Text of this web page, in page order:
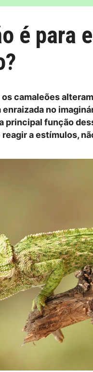
é para
os camaleões
enraizada no
principal função
a estímulos,